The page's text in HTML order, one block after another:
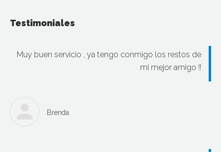
Testimoniales
Muy buen servicio , ya tengo conmigo los restos de
mi mejor amigo !!
Brenda